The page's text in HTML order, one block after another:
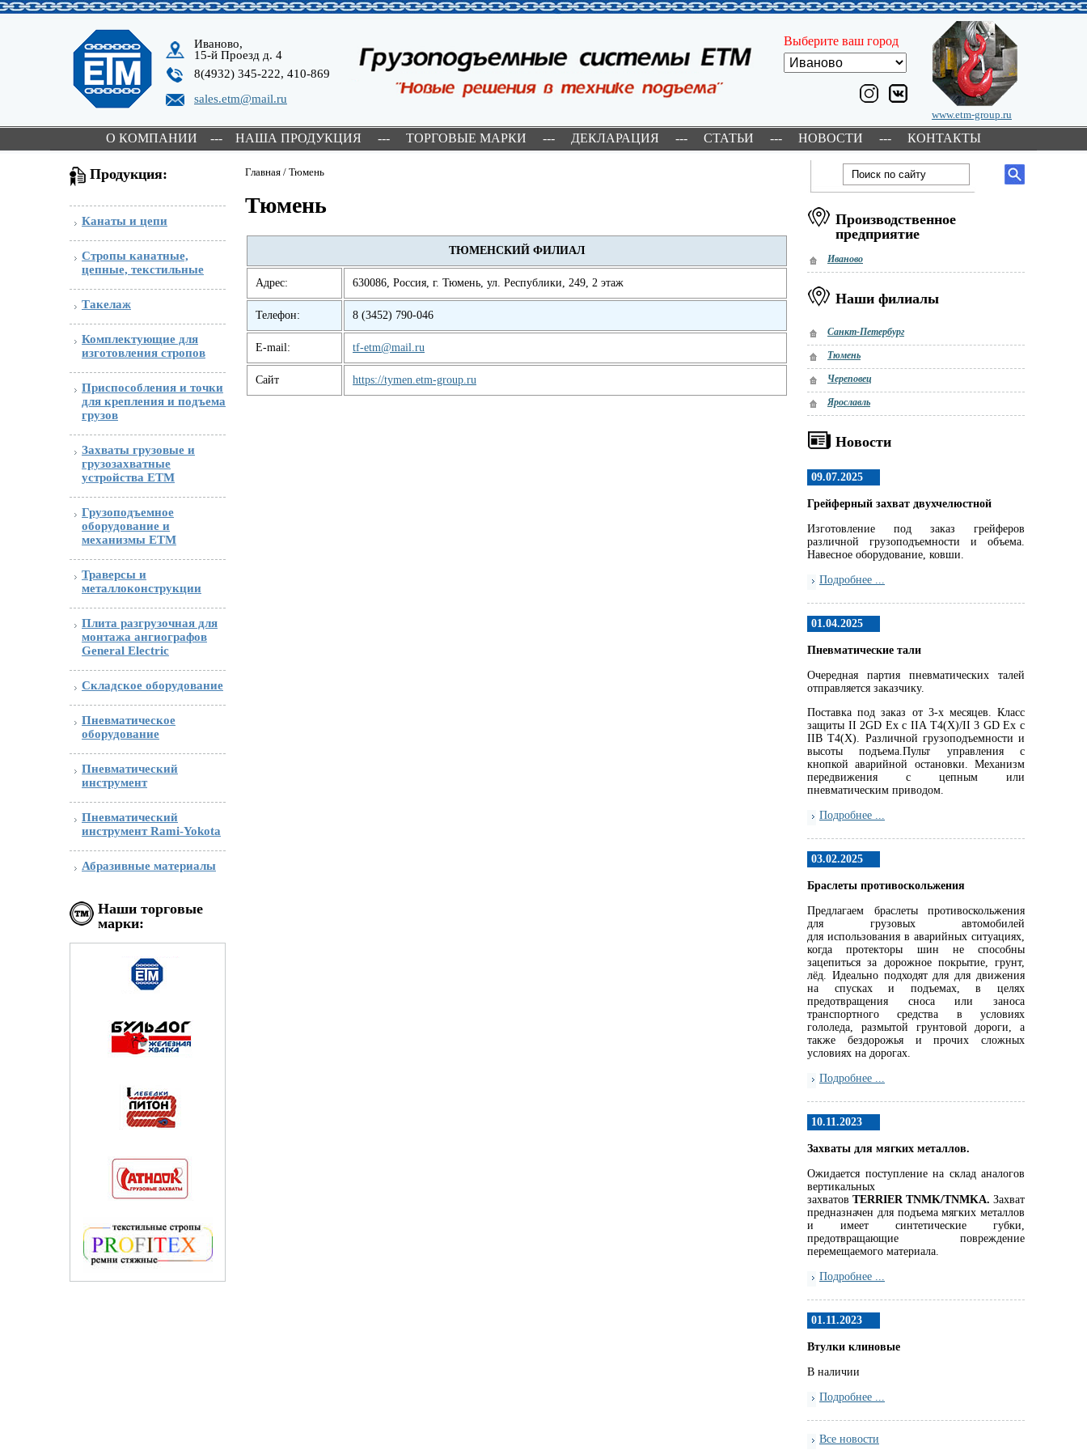
Иваново,
15-й Проезд д. 4
8(4932) 345-222, 410-869
sales.etm@mail.ru
www.etm-group.ru
О КОМПАНИИ --- НАША ПРОДУКЦИЯ --- ТОРГОВЫЕ МАРКИ --- ДЕКЛАРАЦИЯ --- СТАТЬИ --- НОВОСТИ --- КОНТАКТЫ
Выберите ваш город
Продукция:
Канаты и цепи
Стропы канатные,
цепные, текстильные
Такелаж
Комплектующие для
изготовления стропов
Приспособления и точки
для крепления и подъема
грузов
Захваты грузовые и
грузозахватные
устройства ETM
Грузоподъемное
оборудование и
механизмы ETM
Траверсы и
металлоконструкции
Плита разгрузочная для
монтажа ангиографов
General Electric
Складское оборудование
Пневматическое
оборудование
Пневматический
инструмент
Пневматический
инструмент Rami-Yokota
Абразивные материалы
Наши торговые
марки:
Главная / Тюмень
Тюмень
ТЮМЕНСКИЙ ФИЛИАЛ
Адрес: 630086, Россия, г. Тюмень, ул. Республики, 249, 2 этаж
Телефон: 8 (3452) 790-046
E-mail: tf-etm@mail.ru
Сайт https://tymen.etm-group.ru
Производственное
предприятие
Иваново
Наши филиалы
Санкт-Петербург
Тюмень
Череповец
Ярославль
Новости
09.07.2025
Грейферный захват двухчелюстной
Изготовление под заказ грейферов
различной грузоподъемности и объема.
Навесное оборудование, ковши.
Подробнее ...
01.04.2025
Пневматические тали
Очередная партия пневматических талей
отправляется заказчику.
Поставка под заказ от 3-х месяцев. Класс
защиты II 2GD Ex c IIA T4(X)/II 3 GD Ex c
IIB T4(X). Различной грузоподъемности и
высоты подъема.Пульт управления с
кнопкой аварийной остановки. Механизм
передвижения с цепным или
пневматическим приводом.
Подробнее ...
03.02.2025
Браслеты противоскольжения
Предлагаем браслеты противоскольжения
для грузовых автомобилей
для использования в аварийных ситуациях,
когда протекторы шин не способны
зацепиться за дорожное покрытие, грунт,
лёд. Идеально подходят для для движения
на спусках и подъемах, в целях
предотвращения сноса или заноса
транспортного средства в условиях
гололеда, размытой грунтовой дороги, а
также бездорожья и прочих сложных
условиях на дорогах.
Подробнее ...
10.11.2023
Захваты для мягких металлов.
Ожидается поступление на склад аналогов
вертикальных
захватов TERRIERTNMK/TNMKA. Захват
предназначен для подъема мягких металлов
и имеет синтетические губки,
предотвращающие повреждение
перемещаемого материала.
Подробнее ...
01.11.2023
Втулки клиновые
В наличии
Подробнее ...
Все новости